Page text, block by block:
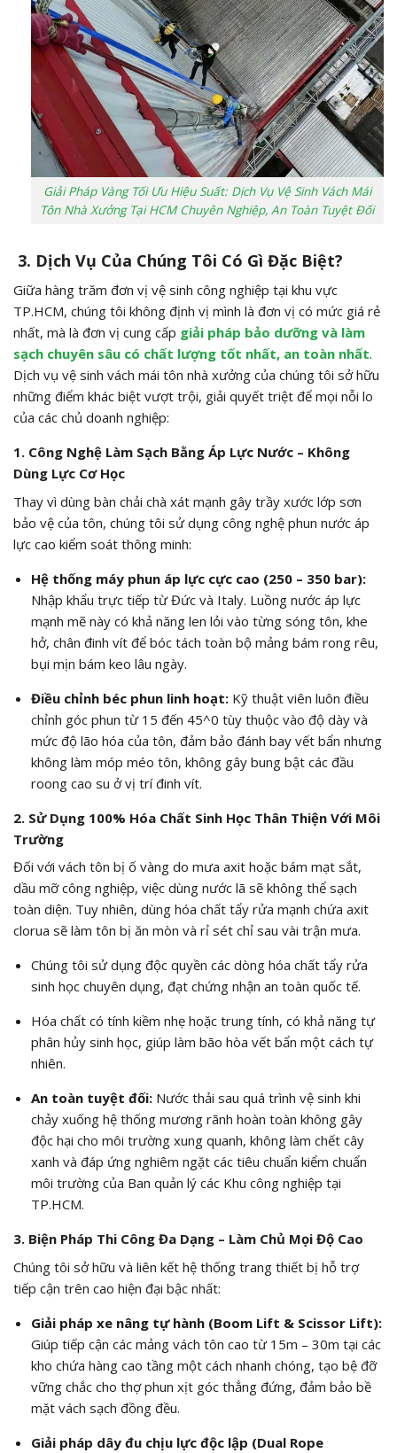
Giải Pháp Vàng Tối Ưu Hiệu Suất: Dịch Vụ Vệ Sinh Vách Mái
Tôn Nhà Xưởng Tại HCM Chuyên Nghiệp, An Toàn Tuyệt Đối
3. Dịch Vụ Của Chúng Tôi Có Gì Đặc Biệt?
Giữa hàng trăm đơn vị vệ sinh công nghiệp tại khu vực
TP.HCM, chúng tôi không định vị mình là đơn vị có mức giá rẻ
nhất, mà là đơn vị cung cấp giải pháp bảo dưỡng và làm
sạch chuyên sâu có chất lượng tốt nhất, an toàn nhất.
Dịch vụ vệ sinh vách mái tôn nhà xưởng của chúng tôi sở hữu
những điểm khác biệt vượt trội, giải quyết triệt để mọi nỗi lo
của các chủ doanh nghiệp:
1. Công Nghệ Làm Sạch Bằng Áp Lực Nước – Không
Dùng Lực Cơ Học
Thay vì dùng bàn chải chà xát mạnh gây trầy xước lớp sơn
bảo vệ của tôn, chúng tôi sử dụng công nghệ phun nước áp
lực cao kiểm soát thông minh:
Hệ thống máy phun áp lực cực cao (250 – 350 bar):
Nhập khẩu trực tiếp từ Đức và Italy. Luồng nước áp lực
mạnh mẽ này có khả năng len lỏi vào từng sóng tôn, khe
hở, chân đinh vít để bóc tách toàn bộ mảng bám rong rêu,
bụi mịn bám keo lâu ngày.
Điều chỉnh béc phun linh hoạt:Kỹ thuật viên luôn điều
chỉnh góc phun từ 15 đến 45^0 tùy thuộc vào độ dày và
mức độ lão hóa của tôn, đảm bảo đánh bay vết bẩn nhưng
không làm móp méo tôn, không gây bung bật các đầu
roong cao su ở vị trí đinh vít.
2. Sử Dụng 100% Hóa Chất Sinh Học Thân Thiện Với Môi
Trường
Đối với vách tôn bị ố vàng do mưa axit hoặc bám mạt sắt,
dầu mỡ công nghiệp, việc dùng nước lã sẽ không thể sạch
toàn diện. Tuy nhiên, dùng hóa chất tẩy rửa mạnh chứa axit
clorua sẽ làm tôn bị ăn mòn và rỉ sét chỉ sau vài trận mưa.
Chúng tôi sử dụng độc quyền các dòng hóa chất tẩy rửa
sinh học chuyên dụng, đạt chứng nhận an toàn quốc tế.
Hóa chất có tính kiềm nhẹ hoặc trung tính, có khả năng tự
phân hủy sinh học, giúp làm bão hòa vết bẩn một cách tự
nhiên.
An toàn tuyệt đối:Nước thải sau quá trình vệ sinh khi
chảy xuống hệ thống mương rãnh hoàn toàn không gây
độc hại cho môi trường xung quanh, không làm chết cây
xanh và đáp ứng nghiêm ngặt các tiêu chuẩn kiểm chuẩn
môi trường của Ban quản lý các Khu công nghiệp tại
TP.HCM.
3. Biện Pháp Thi Công Đa Dạng – Làm Chủ Mọi Độ Cao
Chúng tôi sở hữu và liên kết hệ thống trang thiết bị hỗ trợ
tiếp cận trên cao hiện đại bậc nhất:
Giải pháp xe nâng tự hành (Boom Lift & Scissor Lift):
Giúp tiếp cận các mảng vách tôn cao từ 15m – 30m tại các
kho chứa hàng cao tầng một cách nhanh chóng, tạo bệ đỡ
vững chắc cho thợ phun xịt góc thẳng đứng, đảm bảo bề
mặt vách sạch đồng đều.
Giải pháp dây đu chịu lực độc lập (Dual Rope